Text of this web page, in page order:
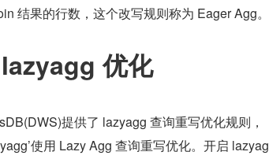
结果的行数，这个改写规则称为 Eager Agg。
优化
提供了 lazyagg 查询重写优化规则，
使用 Lazy Agg 查询重写优化。开启 lazyag